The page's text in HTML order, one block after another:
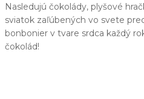
Nasledujú čokolády, plyšové
sviatok zaľúbených vo svete
bonbonier v tvare srdca každý
čokolád!